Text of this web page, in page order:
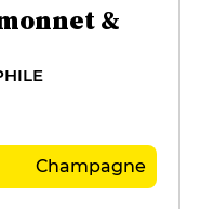
&
Champagne